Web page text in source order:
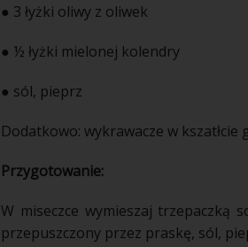
● 3 łyżki oliwy z oliwek
● ½ łyżki mielonej kolendry
● sól, pieprz
Dodatkowo: wykrawacze w kszatłcie
Przygotowanie:
W miseczce wymieszaj trzepaczką
przepuszczony przez praskę, sól,